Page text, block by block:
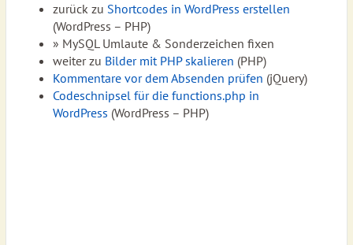
zurück zu Shortcodes in WordPress erstellen
(WordPress – PHP)
» MySQL Umlaute & Sonderzeichen fixen
weiter zu Bilder mit PHP skalieren (PHP)
Kommentare vor dem Absenden prüfen (jQuery)
Codeschnipsel für die functions.php in
WordPress (WordPress – PHP)